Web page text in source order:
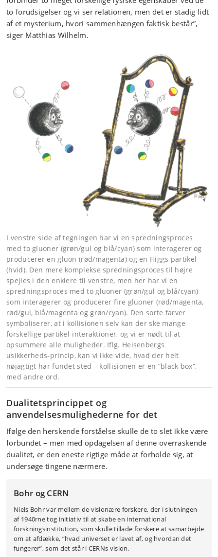
to forudsigelser og vi ser relationen, men det er stadig lidt
af et mysterium, hvori sammenhængen faktisk består”,
siger Matthias Wilhelm.
I venstre side af tegningen har vi en spredningsproces
med to gluoner (grøn/gul og blå/cyan) som interagerer og
producerer en gluon (rød/magenta) og en Higgs partikel
(hvid). Den mere komplekse spredningsproces til højre
spejles i den enklere til venstre, men her har vi en
spredningsproces med to gluoner (grøn/gul og blå/cyan)
som interagerer og producerer fire gluoner (rød/magenta,
rød/gul, blå/magenta og grøn/cyan). Den sorte farver
symboliserer, at i kollisionen selv kan der ske mange
forskellige partikel-interaktioner, og vi er nødt til at
opsummere alle muligheder. Iflg. Heisenbergs
usikkerheds-princip, kan vi ikke vide, hvad der helt
nøjagtigt har fundet sted – kollisionen er en ”black box”,
med andre ord.
Dualitetsprincippet og
anvendelsesmulighederne for det
Ifølge den herskende forståelse skulle de to slet ikke være
forbundet – men med opdagelsen af denne overraskende
dualitet, er den eneste rigtige måde at forholde sig, at
undersøge tingene nærmere.
Bohr og CERN
Niels Bohr var mellem de visionære forskere, der i slutningen
af 1940rne tog initiativ til at skabe en international
forskningsinstitution, som skulle tillade forskere at samarbejde
om at afdække, ”hvad universet er lavet af, og hvordan det
fungerer”, som det står i CERNs vision.